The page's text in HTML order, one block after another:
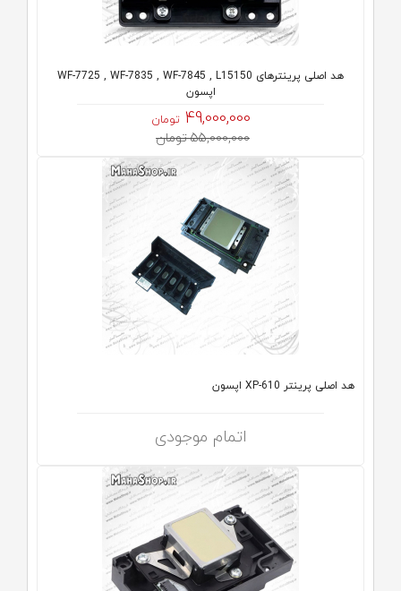
هد اصلی پرینترهای WF-7725 , WF-7835 , WF-7845 , L15150
اپسون
49,000,000 تومان
55,000,000 تومان
هد اصلی پرینتر XP-610 اپسون
اتمام موجودی